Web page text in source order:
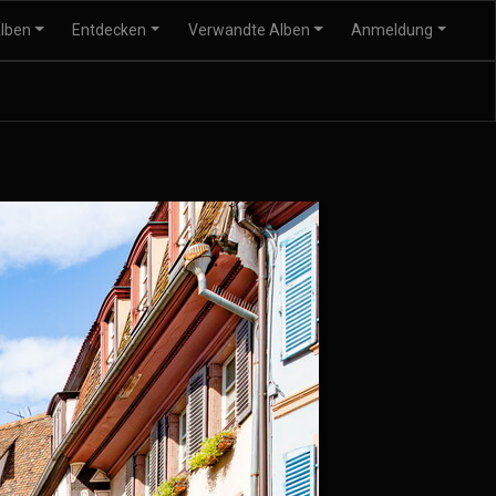
Entdecken Verwandte Alben Anmeldung